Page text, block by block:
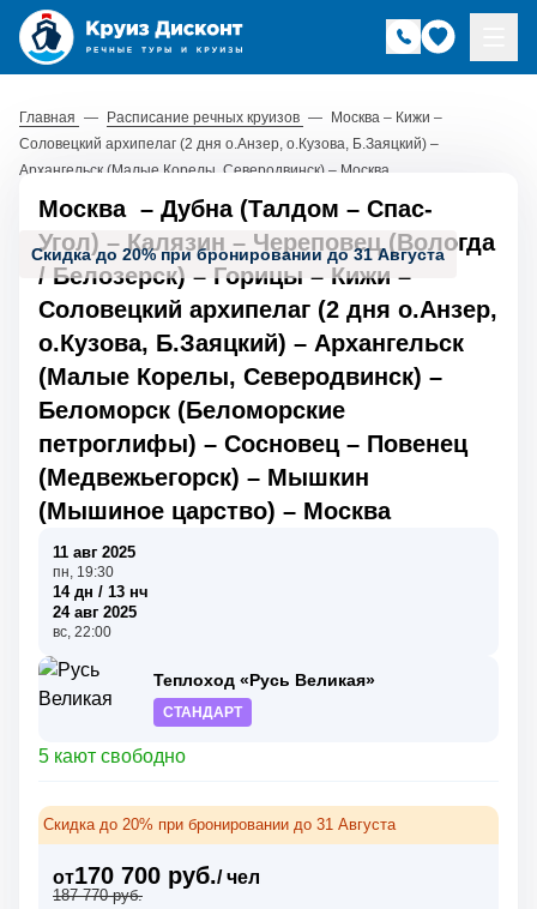
Главная — Расписание речных круизов — Москва – Кижи –
Соловецкий архипелаг (2 дня о.Анзер, о.Кузова, Б.Заяцкий) –
Архангельск (Малые Корелы, Северодвинск) – Москва
Скидка до 20% при бронировании до 31 Августа
Москва – Дубна (Талдом – Спас-
Угол) –Калязин – Череповец (Вологда
/ Белозерск) – Горицы – Кижи –
Соловецкий архипелаг (2 дня о.Анзер,
о.Кузова, Б.Заяцкий) – Архангельск
(Малые Корелы, Северодвинск) –
Беломорск (Беломорские
петроглифы) – Сосновец– Повенец
(Медвежьегорск) – Мышкин
(Мышиное царство) – Москва
11 авг 2025
пн, 19:30
14 дн / 13 нч
24 авг 2025
вс, 22:00
Теплоход «Русь Великая»
СТАНДАРТ
5 кают свободно
Скидка до 20% при бронировании до 31 Августа
от170 700 руб./ чел
187 770 руб.